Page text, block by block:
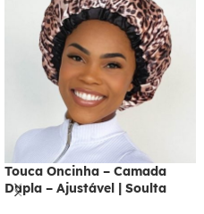
Touca Oncinha – Camada
Dupla – Ajustável | Soulta